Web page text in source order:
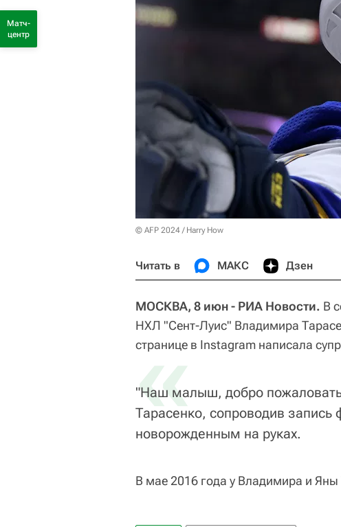
© AFP 2024 / Harry How
Читать в МАКС Дзен
МОСКВА, 8 июн - РИА Новости. В
НХЛ "Сент-Луис" Владимира
странице в Instagram написала
«
"Наш малыш, добро
Тарасенко, сопроводив запись
новорожденным на руках.
В мае 2016 года у Владимира и
Матч-
центр